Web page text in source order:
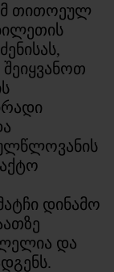
თითოეულ
დინამო
და